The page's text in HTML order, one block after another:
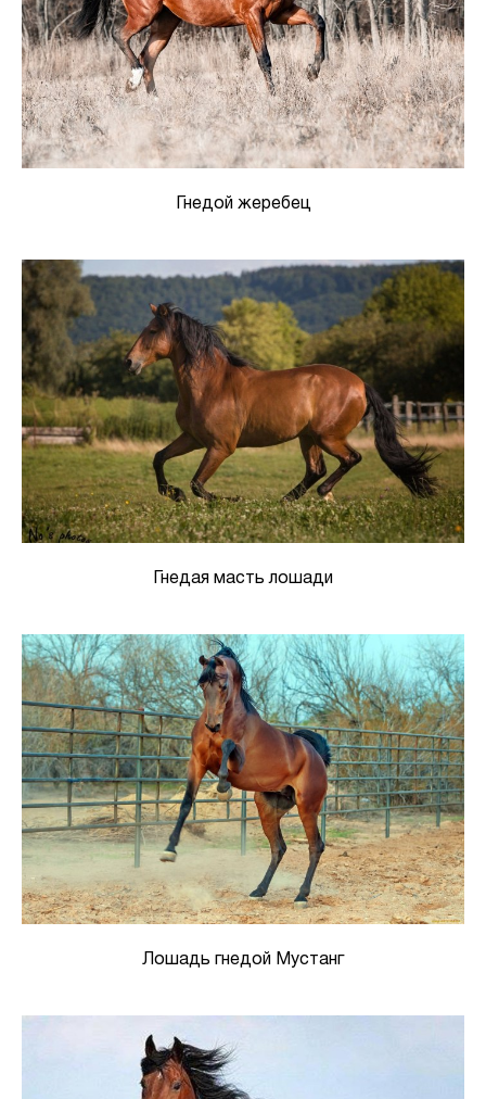
Гнедой жеребец
Гнедая масть лошади
Лошадь гнедой Мустанг